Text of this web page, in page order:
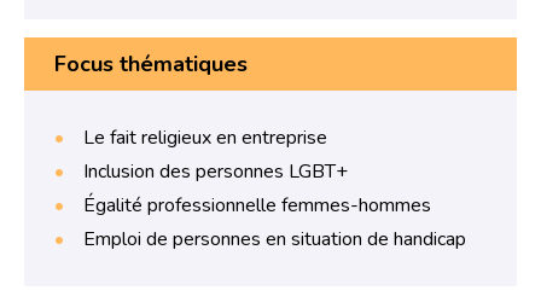
Focus thématiques
Le fait religieux en entreprise
Inclusion des personnes LGBT+
Égalité professionnelle femmes-hommes
Emploi de personnes en situation de handicap